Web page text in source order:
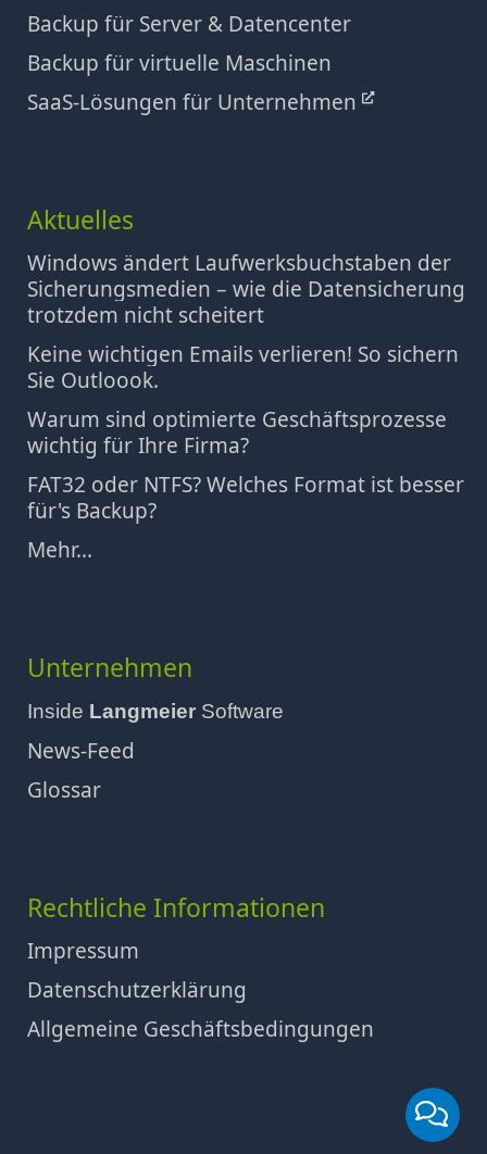
Backup für Server & Datencenter
Backup für virtuelle Maschinen
SaaS-Lösungen für Unternehmen
Aktuelles
Windows ändert Laufwerksbuchstaben der
Sicherungsmedien – wie die Datensicherung
trotzdem nicht scheitert
Keine wichtigen Emails verlieren! So sichern
Sie Outloook.
Warum sind optimierte Geschäftsprozesse
wichtig für Ihre Firma?
FAT32 oder NTFS? Welches Format ist besser
für's Backup?
Mehr...
Unternehmen
Inside Langmeier Software
News-Feed
Glossar
Rechtliche Informationen
Impressum
Datenschutzerklärung
Allgemeine Geschäftsbedingungen